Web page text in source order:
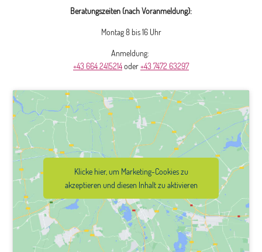
Beratungszeiten (nach Voranmeldung):
Montag 8 bis 16 Uhr
Anmeldung:
+43 664 2415214oder+43 7472 63297
Klicke hier, um Marketing-Cookies zu
akzeptieren und diesen Inhalt zu aktivieren